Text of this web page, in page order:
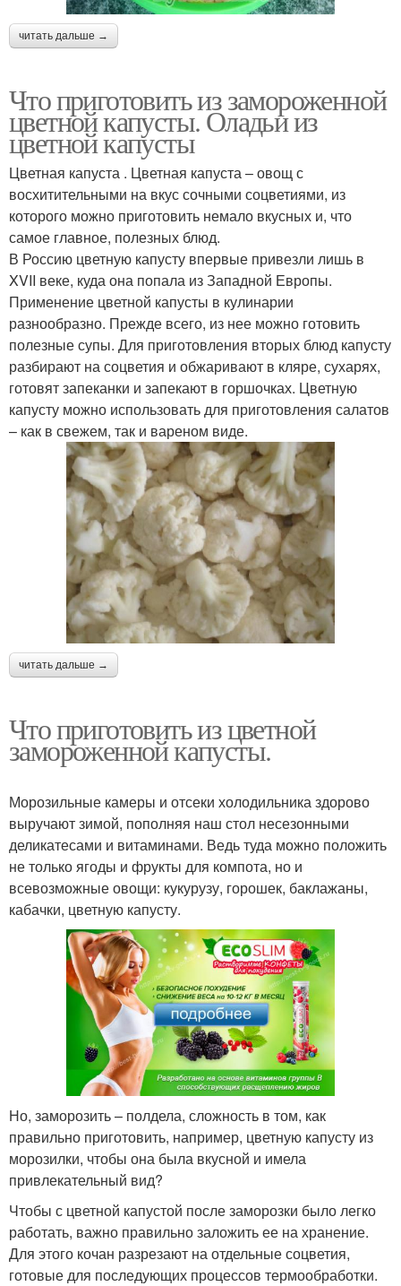
читать дальше →
Что приготовить из замороженной
цветной капусты. Оладьи из
цветной капусты
Цветная капуста . Цветная капуста – овощ с
восхитительными на вкус сочными соцветиями, из
которого можно приготовить немало вкусных и, что
самое главное, полезных блюд.
В Россию цветную капусту впервые привезли лишь в
XVII веке, куда она попала из Западной Европы.
Применение цветной капусты в кулинарии
разнообразно. Прежде всего, из нее можно готовить
полезные супы. Для приготовления вторых блюд капусту
разбирают на соцветия и обжаривают в кляре, сухарях,
готовят запеканки и запекают в горшочках. Цветную
капусту можно использовать для приготовления салатов
– как в свежем, так и вареном виде.
читать дальше →
Что приготовить из цветной
замороженной капусты.
Морозильные камеры и отсеки холодильника здорово
выручают зимой, пополняя наш стол несезонными
деликатесами и витаминами. Ведь туда можно положить
не только ягоды и фрукты для компота, но и
всевозможные овощи: кукурузу, горошек, баклажаны,
кабачки, цветную капусту.
Но, заморозить – полдела, сложность в том, как
правильно приготовить, например, цветную капусту из
морозилки, чтобы она была вкусной и имела
привлекательный вид?
Чтобы с цветной капустой после заморозки было легко
работать, важно правильно заложить ее на хранение.
Для этого кочан разрезают на отдельные соцветия,
готовые для последующих процессов термообработки.